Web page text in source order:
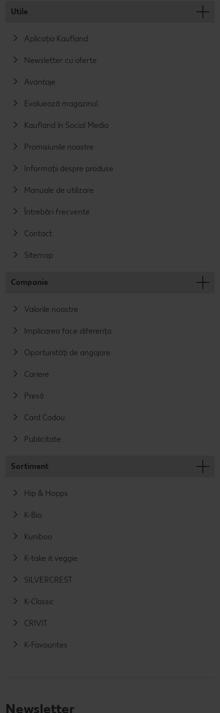
Utile
Aplicația Kaufland
Newsletter cu oferte
Avantaje
Evaluează magazinul
Kaufland în Social Media
Promisiunile noastre
Informații despre produse
Manuale de utilizare
Întrebări frecvente
Contact
Sitemap
Companie
Valorile noastre
Implicarea face diferența
Oportunități de angajare
Cariere
Presă
Card Cadou
Publicitate
Sortiment
Hip & Hopps
K-Bio
Kuniboo
K-take it veggie
SILVERCREST
K-Classic
CRIVIT
K-Favourites
Newsletter